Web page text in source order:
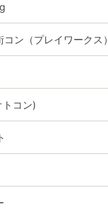
ン（プレイワークス）
コン)